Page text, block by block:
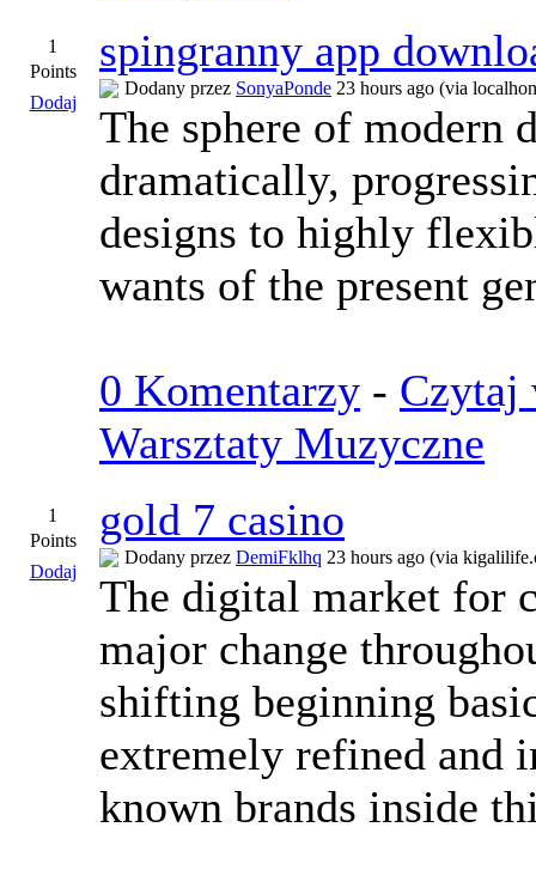
1
Points
Dodaj
spingranny app
Dodany przez SonyaPonde 23 hours ago (via
The sphere of modern
dramatically,
designs to highly
wants of the present
0 Komentarzy - Czytaj
Warsztaty Muzyczne
1
Points
Dodaj
gold 7 casino
Dodany przez DemiFklhq 23 hours ago (via
The digital market for
major change
shifting beginning
extremely refined and
known brands inside